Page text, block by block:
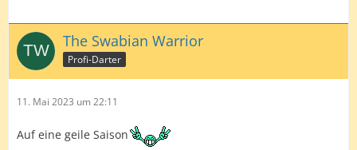
The Swabian Warrior
Profi-Darter
11. Mai 2023 um 22:11
Auf eine geile Saison